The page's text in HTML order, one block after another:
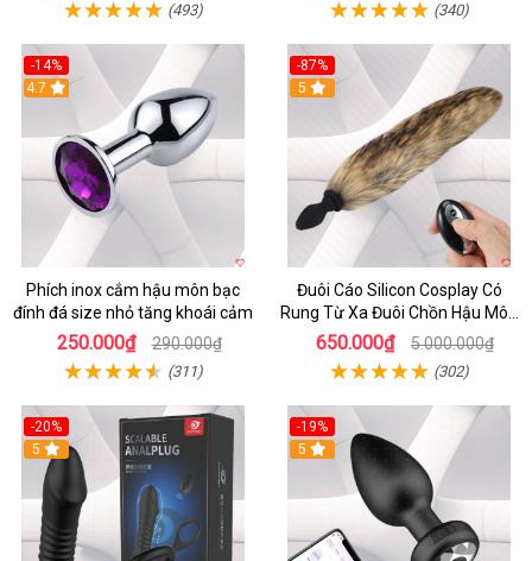
(493) (340)
-14%
4.7
Phích inox cắm hậu môn bạc
đính đá size nhỏ tăng khoái cảm
250.000₫ 290.000₫
(311)
-87%
5
Đuôi Cáo Silicon Cosplay Có
Rung Từ Xa Đuôi Chồn Hậu Môn
Sexy
650.000₫ 5.000.000₫
(302)
-20%
5
-19%
5